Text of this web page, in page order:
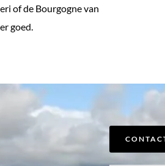
of de Bourgogne van
goed.